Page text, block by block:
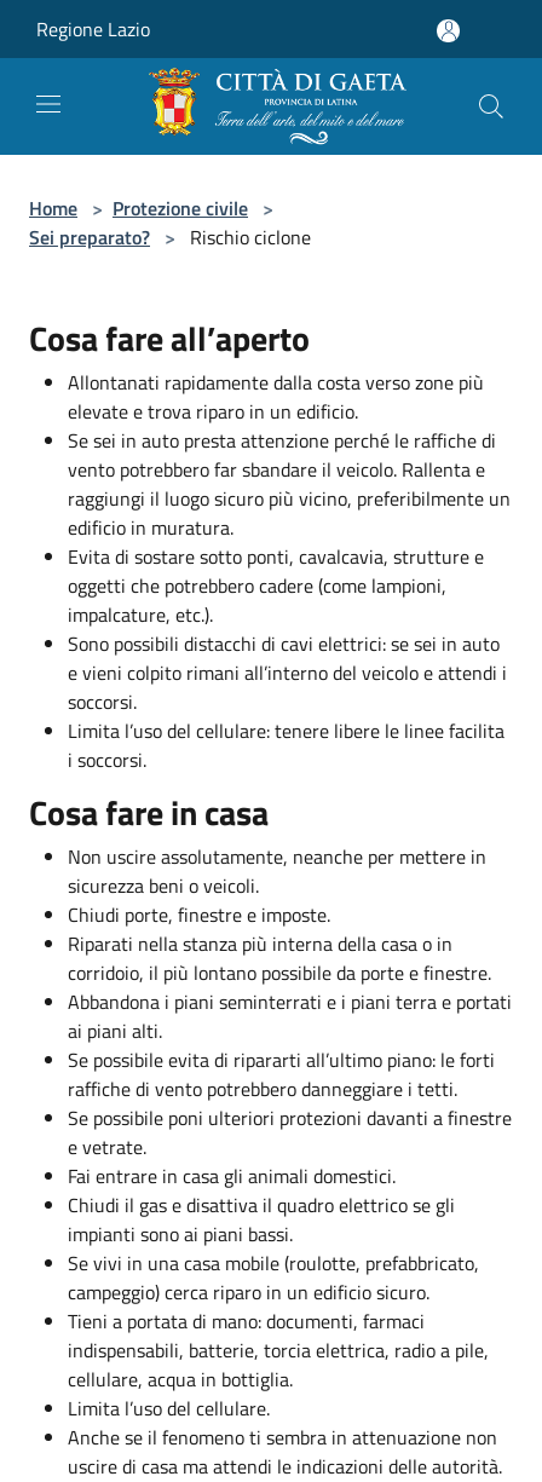
Regione Lazio
Home > Protezione civile >
Sei preparato? > Rischio ciclone
Cosa fare all’aperto
Allontanati rapidamente dalla costa verso zone più
elevate e trova riparo in un edificio.
Se sei in auto presta attenzione perché le raffiche di
vento potrebbero far sbandare il veicolo. Rallenta e
raggiungi il luogo sicuro più vicino, preferibilmente un
edificio in muratura.
Evita di sostare sotto ponti, cavalcavia, strutture e
oggetti che potrebbero cadere (come lampioni,
impalcature, etc.).
Sono possibili distacchi di cavi elettrici: se sei in auto
e vieni colpito rimani all’interno del veicolo e attendi i
soccorsi.
Limita l’uso del cellulare: tenere libere le linee facilita
i soccorsi.
Cosa fare in casa
Non uscire assolutamente, neanche per mettere in
sicurezza beni o veicoli.
Chiudi porte, finestre e imposte.
Riparati nella stanza più interna della casa o in
corridoio, il più lontano possibile da porte e finestre.
Abbandona i piani seminterrati e i piani terra e portati
ai piani alti.
Se possibile evita di ripararti all’ultimo piano: le forti
raffiche di vento potrebbero danneggiare i tetti.
Se possibile poni ulteriori protezioni davanti a finestre
e vetrate.
Fai entrare in casa gli animali domestici.
Chiudi il gas e disattiva il quadro elettrico se gli
impianti sono ai piani bassi.
Se vivi in una casa mobile (roulotte, prefabbricato,
campeggio) cerca riparo in un edificio sicuro.
Tieni a portata di mano: documenti, farmaci
indispensabili, batterie, torcia elettrica, radio a pile,
cellulare, acqua in bottiglia.
Limita l’uso del cellulare.
Anche se il fenomeno ti sembra in attenuazione non
uscire di casa ma attendi le indicazioni delle autorità.